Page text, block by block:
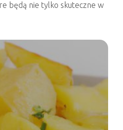
będą nie tylko skuteczne w